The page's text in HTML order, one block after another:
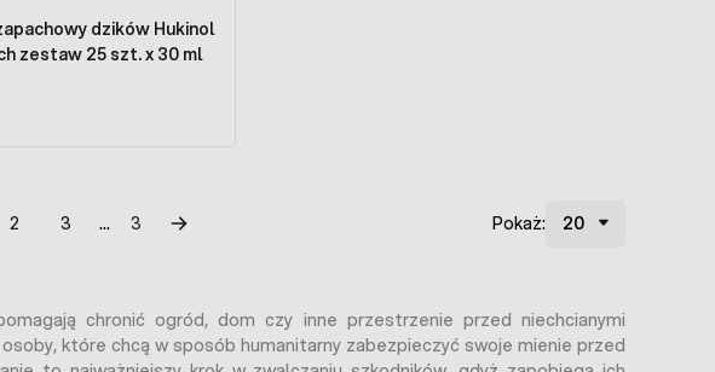
dzików Hukinol
zestaw 25 szt. x 30 ml
2 3 3 Pokaż:
chronić ogród, dom czy inne przestrzenie przed niechcianymi
które chcą w sposób humanitarny zabezpieczyć swoje mienie przed